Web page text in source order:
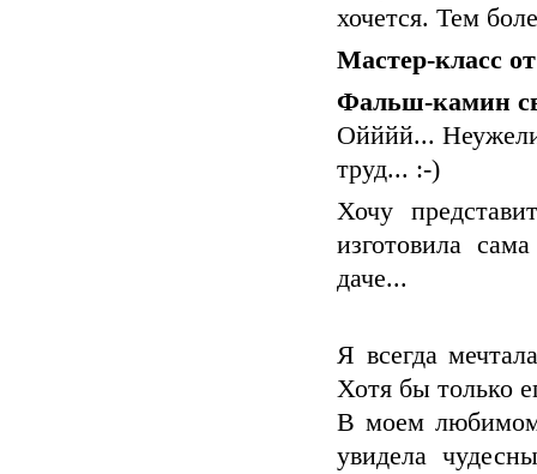
хочется. Тем
Мастер-класс
Фальш-камин
Ойййй...
труд... :-)
Хочу
изготовила
даче...
Я всегда
Хотя бы только
В моем любимом
увидела